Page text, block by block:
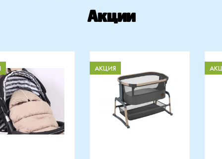
Акции
АКЦИЯ